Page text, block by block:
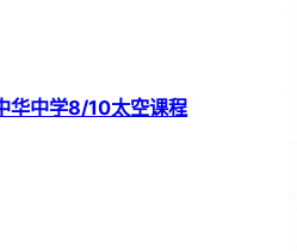
华中学8/10太空课程